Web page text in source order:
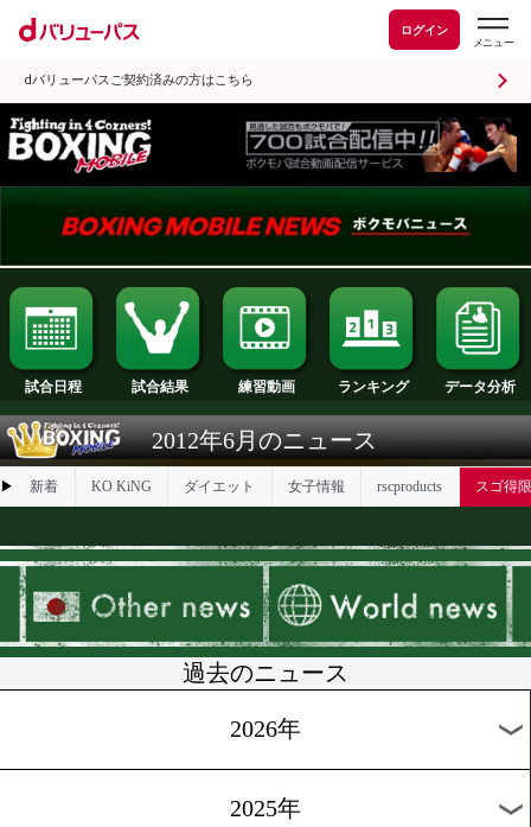
ログイン
dバリューパスご契約済みの方はこちら
試合日程 試合結果 練習動画 ランキング
新着 ダイエット
過去のニュース